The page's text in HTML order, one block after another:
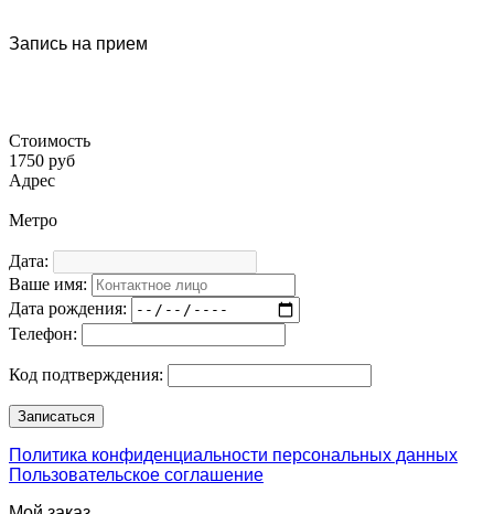
Запись на прием
Стоимость
1750 руб
Адрес
Метро
Дата:
Ваше имя:
Дата рождения:
Телефон:
Код подтверждения:
Политика конфиденциальности персональных данных
Пользовательское соглашение